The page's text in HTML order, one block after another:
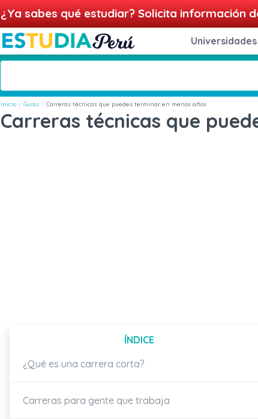
¿Ya sabes qué estudiar? Solicita información
Universidades
Inicio Guías Carreras técnicas que puedes terminar en menos años
Carreras técnicas que
ÍNDICE
¿Qué es una carrera corta?
Carreras para gente que trabaja